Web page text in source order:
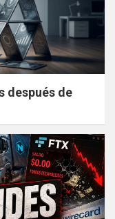
después de